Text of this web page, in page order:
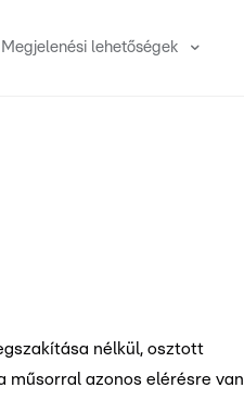
Megjelenési lehetőségek
nélkül, osztott
műsorral azonos elérésre van